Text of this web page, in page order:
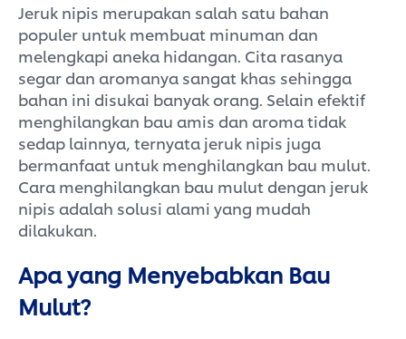
Jeruk nipis merupakan salah satu bahan
populer untuk membuat minuman dan
melengkapi aneka hidangan. Cita rasanya
segar dan aromanya sangat khas sehingga
bahan ini disukai banyak orang. Selain efektif
menghilangkan bau amis dan aroma tidak
sedap lainnya, ternyata jeruk nipis juga
bermanfaat untuk menghilangkan bau mulut.
Cara menghilangkan bau mulut dengan jeruk
nipis adalah solusi alami yang mudah
dilakukan.
Apa yang Menyebabkan Bau
Mulut?